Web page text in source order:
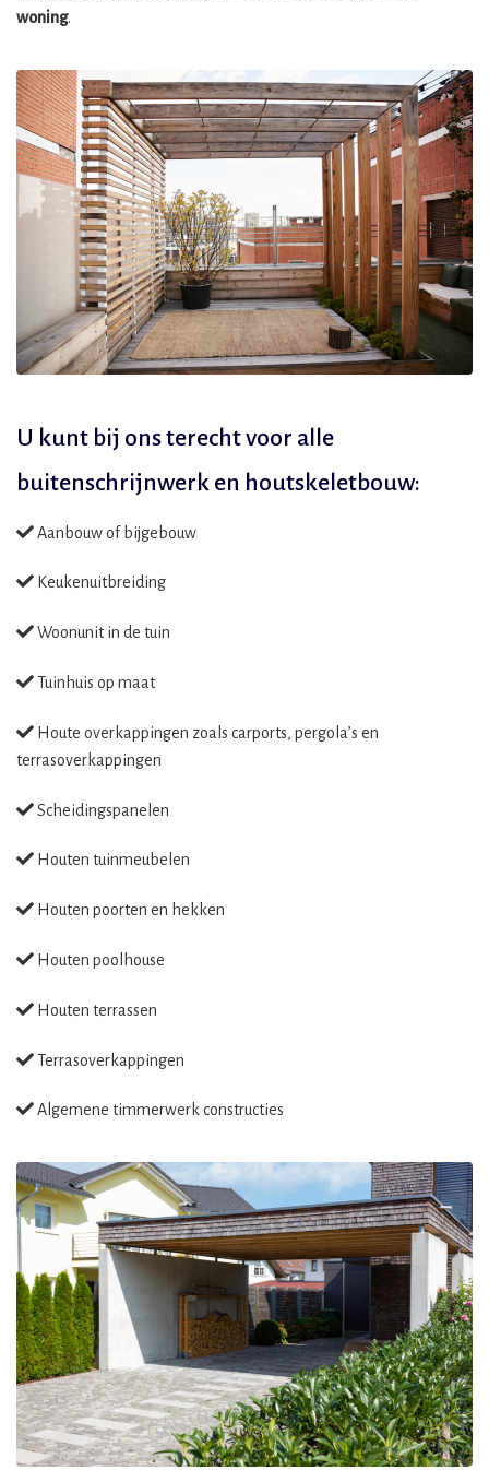
woning.
U kunt bij ons terecht voor alle
buitenschrijnwerk en houtskeletbouw:
Aanbouw of bijgebouw
Keukenuitbreiding
Woonunit in de tuin
Tuinhuis op maat
Houte overkappingen zoals carports, pergola’s en
terrasoverkappingen
Scheidingspanelen
Houten tuinmeubelen
Houten poorten en hekken
Houten poolhouse
Houten terrassen
Terrasoverkappingen
Algemene timmerwerk constructies